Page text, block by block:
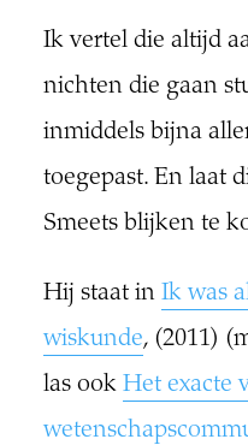
Ik vertel die altijd
nichten die gaan
inmiddels bijna
toegepast. En laat
Smeets blijken te
Hij staat in Ik was
wiskunde, (2011)
las ook Het exacte